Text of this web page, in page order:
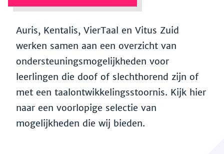
Auris, Kentalis, VierTaal en Vitus Zuid
werken samen aan een overzicht van
ondersteuningsmogelijkheden voor
leerlingen die doof of slechthorend zijn of
met een taalontwikkelingsstoornis. Kijk hier
naar een voorlopige selectie van
mogelijkheden die wij bieden.